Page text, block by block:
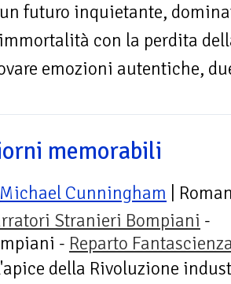
futuro inquietante,
con la perdita
emozioni autentiche,
memorabili
Michael Cunningham |
Stranieri Bompiani -
- Reparto
della Rivoluzione